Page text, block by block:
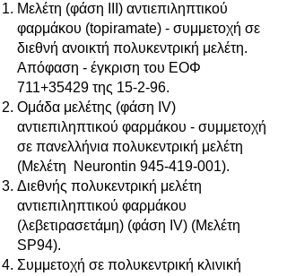
Μελέτη (φάση III) αντιεπιληπτικού
φαρμάκου (topiramate) - συμμετοχή σε
διεθνή ανοικτή πολυκεντρική μελέτη.
Απόφαση - έγκριση του ΕΟΦ
711+35429 της 15-2-96.
Ομάδα μελέτης (φάση IV)
αντιεπιληπτικού φαρμάκου - συμμετοχή
σε πανελλήνια πολυκεντρική μελέτη
(Μελέτη Neurontin 945-419-001).
Διεθνής πολυκεντρική μελέτη
αντιεπιληπτικού φαρμάκου
(λεβετιρασετάμη) (φάση IV) (Μελέτη
SP94).
Συμμετοχή σε πολυκεντρική κλινική